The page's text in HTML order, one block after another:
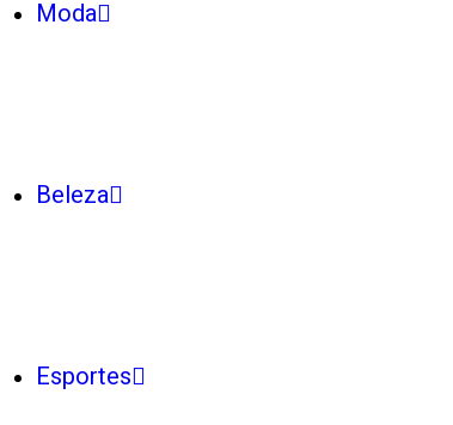
Moda
Beleza
Esportes